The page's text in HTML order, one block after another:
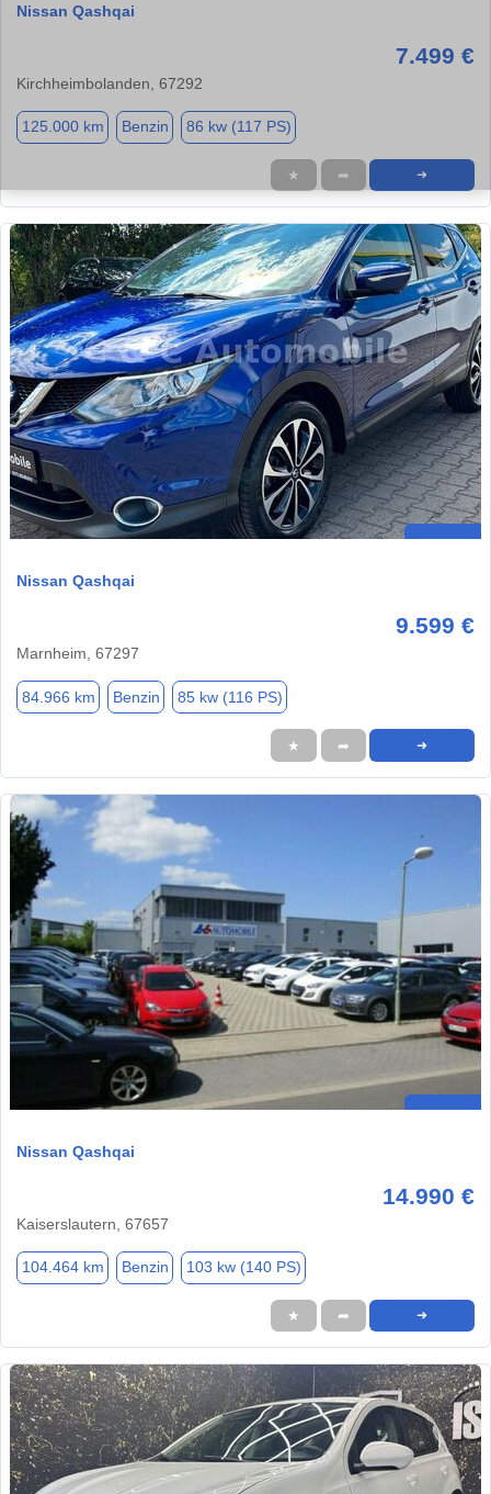
Nissan Qashqai
7.499 €
Kirchheimbolanden, 67292
125.000 km Benzin 86 kw (117 PS)
★ ➦ ➜
Nissan Qashqai
9.599 €
Marnheim, 67297
84.966 km Benzin 85 kw (116 PS)
★ ➦ ➜
Nissan Qashqai
14.990 €
Kaiserslautern, 67657
104.464 km Benzin 103 kw (140 PS)
★ ➦ ➜